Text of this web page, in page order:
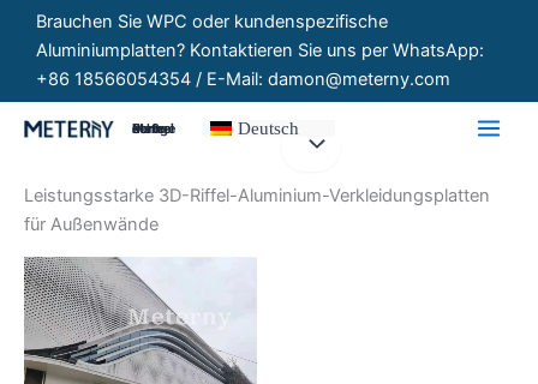
Inhalt
springen
Brauchen Sie WPC oder kundenspezifische
Aluminiumplatten? Kontaktieren Sie uns per WhatsApp:
+86 18566054354 / E-Mail: damon@meterny.com
Maßgeschneiderte Paneele Deutsch
Leistungsstarke 3D-Riffel-Aluminium-Verkleidungsplatten
für Außenwände